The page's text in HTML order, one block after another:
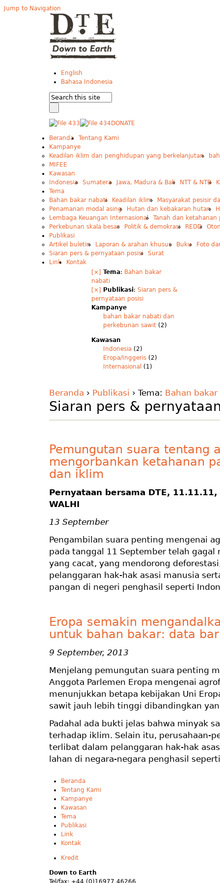
Jump to Navigation
English
Bahasa Indonesia
DONATE
Beranda
Tentang Kami
Kampanye
Keadilan iklim dan penghidupan yang berkelanjutan
MIFEE
Kawasan
Indonesia
Sumatera Jawa, Madura & Bali NTT & NTB
Tema
Bahan bakar nabati
Keadilan iklim
Masyarakat pesisir
Penamanan modal asing
Hutan dan kebakaran hutan
Lembaga Keuangan Internasional
Tanah dan ketahanan
Perkebunan skala besar
Politik & demokrasi REDD
Publikasi
Artikel buletin
Laporan & arahan khusus Buku
Foto
Siaran pers & pernyataan posisi
Surat
Link
Kontak
[×] Tema: Bahan bakar
nabati
[×]
Publikasi: Siaran pers &
pernyataan posisi
Kampanye
bahan bakar nabati dan
perkebunan sawit (2)
Kawasan
Indonesia (2)
Eropa/Inggeris (2)
Internasional (1)
Beranda › Publikasi › Tema: Bahan
Siaran pers &
Pemungutan suara tentang
mengorbankan ketahanan
dan iklim
Pernyataan bersama DTE,
WALHI
13 September
Pengambilan suara penting mengenai
pada tanggal 11 September telah gagal
yang cacat, yang mendorong
pelanggaran hak-hak asasi manusia
pangan di negeri penghasil seperti
Eropa semakin
untuk bahan bakar: data
9 September, 2013
Menjelang pemungutan suara penting
Anggota Parlemen Eropa mengenai
menunjukkan betapa kebijakan Uni
sawit jauh lebih tinggi dibandingkan
Padahal ada bukti jelas bahwa minyak
terhadap iklim. Selain itu, perusahaan-
terlibat dalam pelanggaran hak-hak
lahan di negara-negara penghasil
Beranda
Tentang Kami
Kampanye
Kawasan
Tema
Publikasi
Link
Kontak
Kredit
Down to Earth